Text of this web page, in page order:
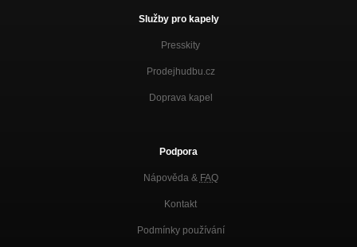
Služby pro kapely
Presskity
Prodejhudbu.cz
Doprava kapel
Podpora
Nápověda & FAQ
Kontakt
Podmínky používání